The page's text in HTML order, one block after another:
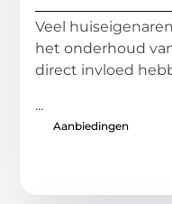
Veel
het onderhoud
direct invloed
...
Aanbiedingen